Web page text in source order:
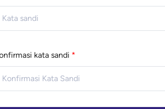
kata sandi *